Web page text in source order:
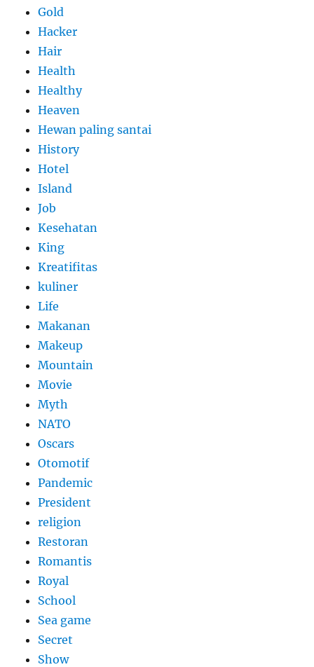
Gold
Hacker
Hair
Health
Healthy
Heaven
Hewan paling santai
History
Hotel
Island
Job
Kesehatan
King
Kreatifitas
kuliner
Life
Makanan
Makeup
Mountain
Movie
Myth
NATO
Oscars
Otomotif
Pandemic
President
religion
Restoran
Romantis
Royal
School
Sea game
Secret
Show